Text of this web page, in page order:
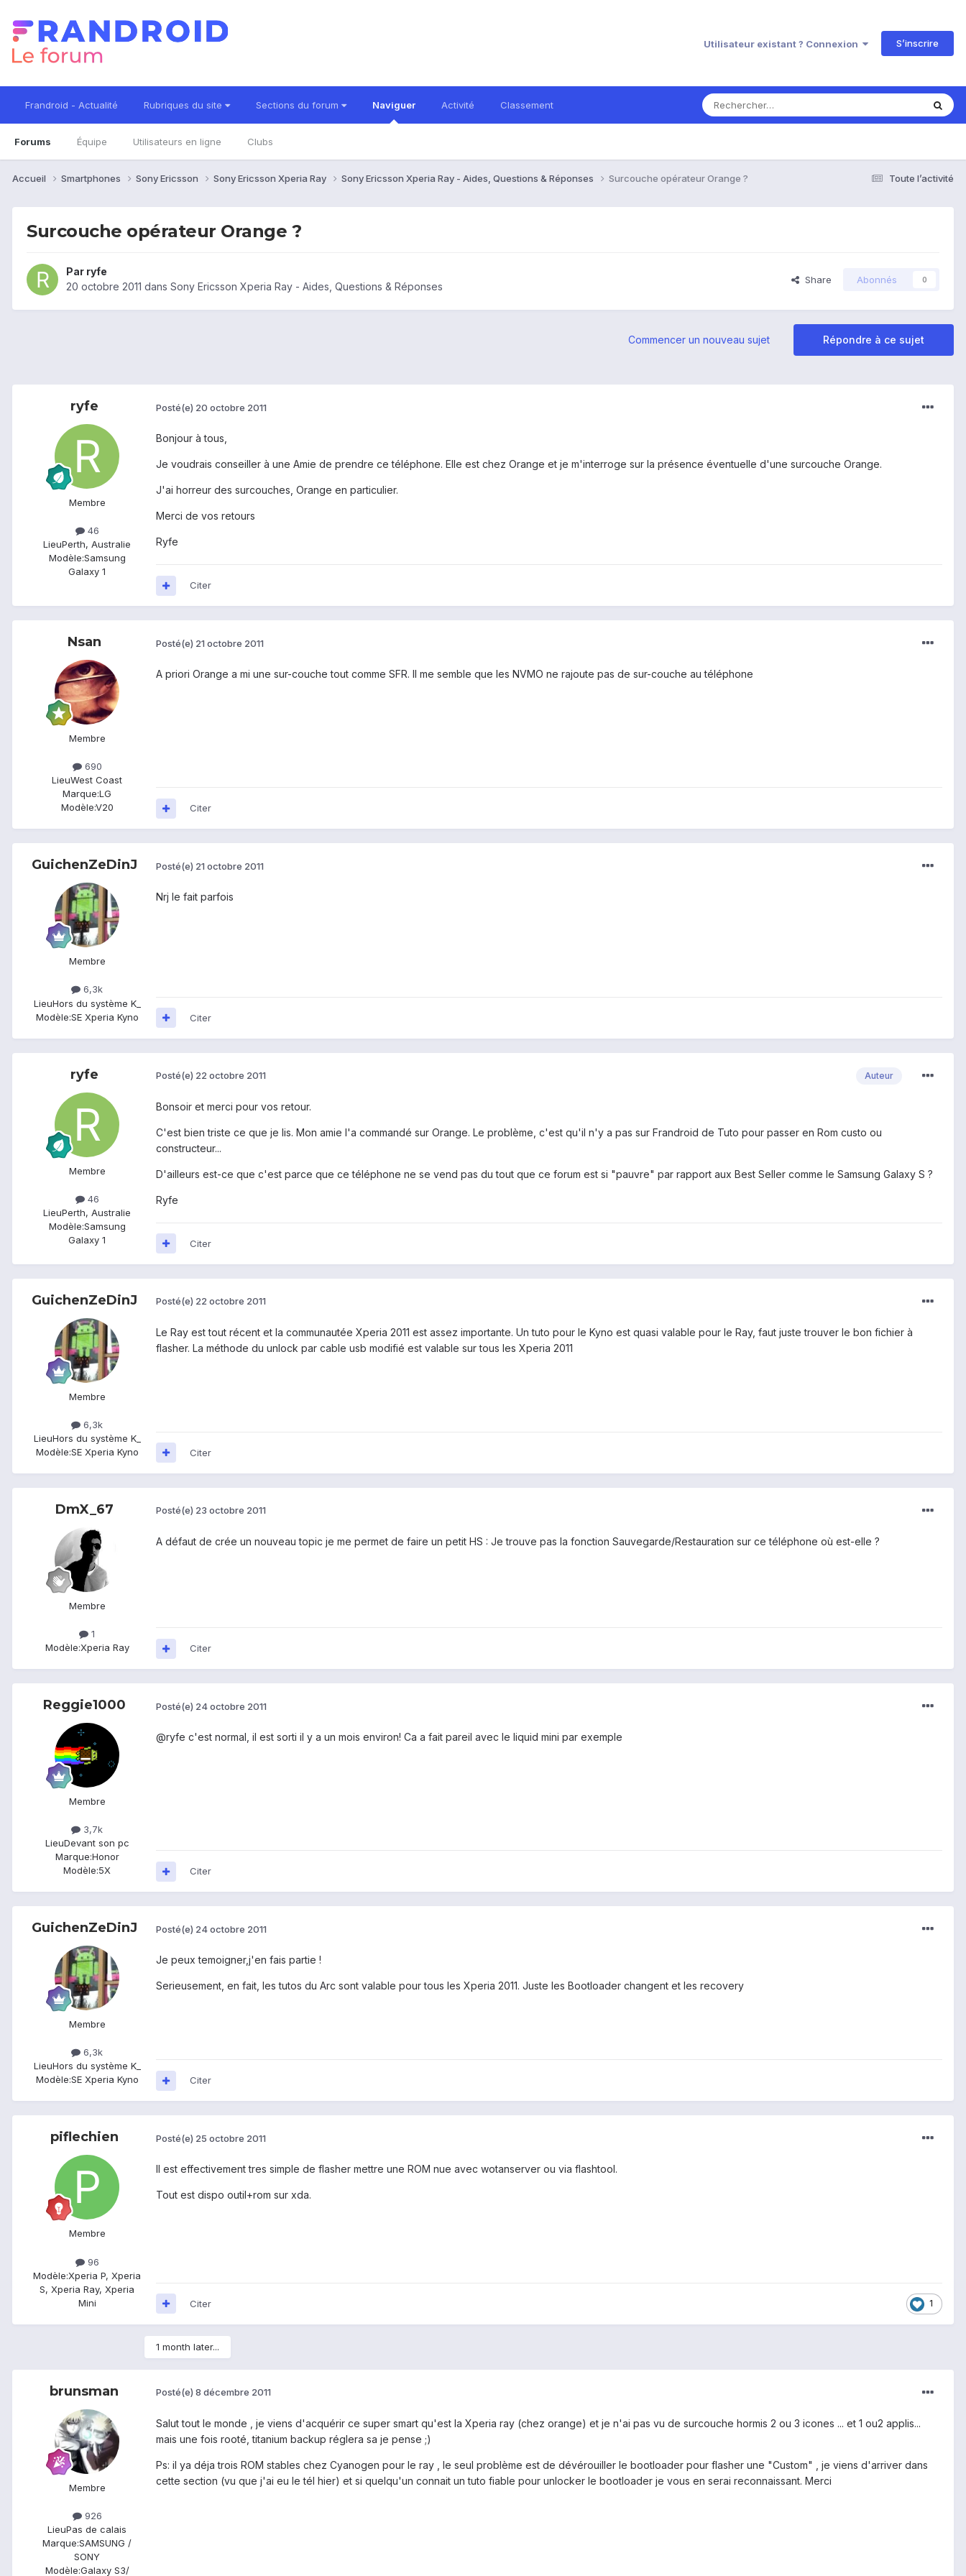
Utilisateur existant ? Connexion S’inscrire
Frandroid - Actualité Rubriques du site Sections du forum Naviguer
Forums Équipe Utilisateurs en ligne Clubs
Activité Classement
Toute l’activité
Accueil Smartphones Sony Ericsson Sony Ericsson Xperia Ray Sony Ericsson Xperia Ray - Aides, Questions & Réponses Surcouche opérateur Orange ?
Surcouche opérateur Orange ?
Par ryfe
20 octobre 2011 dans Sony Ericsson Xperia Ray - Aides, Questions & Réponses
Share Abonnés 0
Répondre à ce sujet
Commencer un nouveau sujet
ryfe
Membre
46
LieuPerth, Australie
Modèle:Samsung
Galaxy 1
Posté(e) 20 octobre 2011
Bonjour à tous,
Je voudrais conseiller à une Amie de prendre ce téléphone. Elle est chez Orange et je m'interroge sur la présence éventuelle d'une surcouche Orange.
J'ai horreur des surcouches, Orange en particulier.
Merci de vos retours
Ryfe
Citer
Nsan
Membre
690
LieuWest Coast
Marque:LG
Modèle:V20
Posté(e) 21 octobre 2011
A priori Orange a mi une sur-couche tout comme SFR. Il me semble que les NVMO ne rajoute pas de sur-couche au téléphone
Citer
GuichenZeDinJ
Membre
6,3k
LieuHors du système K_
Modèle:SE Xperia Kyno
Posté(e) 21 octobre 2011
Nrj le fait parfois
Citer
ryfe
Membre
46
LieuPerth, Australie
Modèle:Samsung
Galaxy 1
Auteur
Posté(e) 22 octobre 2011
Bonsoir et merci pour vos retour.
C'est bien triste ce que je lis. Mon amie l'a commandé sur Orange. Le problème, c'est qu'il n'y a pas sur Frandroid de Tuto pour passer en Rom custo ou
constructeur...
D'ailleurs est-ce que c'est parce que ce téléphone ne se vend pas du tout que ce forum est si "pauvre" par rapport aux Best Seller comme le Samsung Galaxy S ?
Ryfe
Citer
GuichenZeDinJ
Membre
6,3k
LieuHors du système K_
Modèle:SE Xperia Kyno
Posté(e) 22 octobre 2011
Le Ray est tout récent et la communautée Xperia 2011 est assez importante. Un tuto pour le Kyno est quasi valable pour le Ray, faut juste trouver le bon fichier à
flasher. La méthode du unlock par cable usb modifié est valable sur tous les Xperia 2011
Citer
DmX_67
Membre
1
Modèle:Xperia Ray
Posté(e) 23 octobre 2011
A défaut de crée un nouveau topic je me permet de faire un petit HS : Je trouve pas la fonction Sauvegarde/Restauration sur ce téléphone où est-elle ?
Citer
Reggie1000
Membre
3,7k
LieuDevant son pc
Marque:Honor
Modèle:5X
Posté(e) 24 octobre 2011
@ryfe c'est normal, il est sorti il y a un mois environ! Ca a fait pareil avec le liquid mini par exemple
Citer
GuichenZeDinJ
Membre
6,3k
LieuHors du système K_
Modèle:SE Xperia Kyno
Posté(e) 24 octobre 2011
Je peux temoigner,j'en fais partie !
Serieusement, en fait, les tutos du Arc sont valable pour tous les Xperia 2011. Juste les Bootloader changent et les recovery
Citer
piflechien
Membre
96
Modèle:Xperia P, Xperia
S, Xperia Ray, Xperia
Mini
Posté(e) 25 octobre 2011
Il est effectivement tres simple de flasher mettre une ROM nue avec wotanserver ou via flashtool.
Tout est dispo outil+rom sur xda.
1
Citer
1 month later...
brunsman
Membre
926
LieuPas de calais
Marque:SAMSUNG /
SONY
Modèle:Galaxy S3/
Posté(e) 8 décembre 2011
Salut tout le monde , je viens d'acquérir ce super smart qu'est la Xperia ray (chez orange) et je n'ai pas vu de surcouche hormis 2 ou 3 icones ... et 1 ou2 applis...
mais une fois rooté, titanium backup réglera sa je pense ;)
Ps: il ya déja trois ROM stables chez Cyanogen pour le ray , le seul problème est de dévérouiller le bootloader pour flasher une "Custom" , je viens d'arriver dans
cette section (vu que j'ai eu le tél hier) et si quelqu'un connait un tuto fiable pour unlocker le bootloader je vous en serai reconnaissant. Merci